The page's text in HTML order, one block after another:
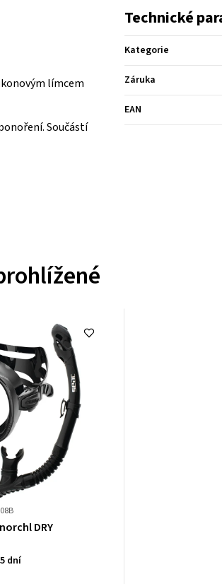
límcem
Součástí
Technické
Kategorie
Záruka
EAN
DRY
dní